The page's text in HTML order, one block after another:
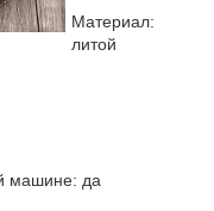
Материал:
литой
машине: да